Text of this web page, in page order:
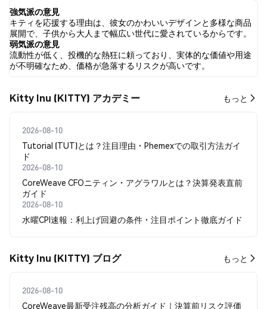
情は 強気 でした。 最後に、KITTY に関するニュース記事が 0 件公
開されました。 Twitterでは、28.98% のツイートが強気の感情を
示し、4.79% のツイートが弱気の感情を示しました。 66.23% のツ
イートは KITTY に対して中立的でした。 これらの感情分析は 459
件のツイートに基づいています。
強気派の意見
キティを応援する理由は、彼女のかわいいデザインと多様な商品
展開で、子供から大人まで幅広い世代に愛されているからです。
弱気派の意見
流動性が低く、投機的な熱狂に頼っており、実体的な価値や用途
が不明確なため、価格が急落するリスクが高いです。
Kitty Inu (KITTY) アカデミー もっと
2026-08-10
Tutorial (TUT)とは？注目理由・Phemexでの取引方法ガイ
ド
2026-08-10
CoreWeave CFOニティン・アグラワルとは？決算発表直前
ガイド
2026-08-10
水曜CPI速報：利上げ回避の条件・注目ポイント徹底ガイド
Kitty Inu (KITTY) ブログ もっと
2026-08-10
CoreWeave最新受注残高の分析ガイド｜決算前リスク評価